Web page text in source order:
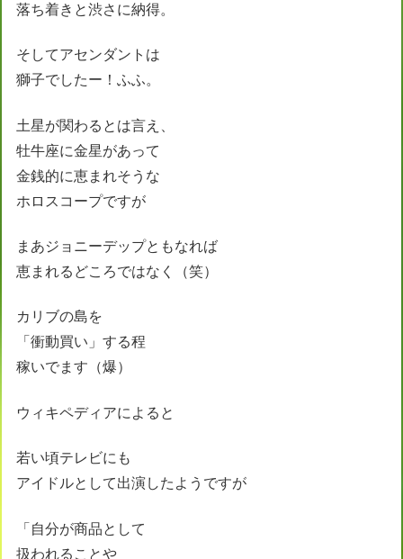
落ち着きと渋さに納得。
そしてアセンダントは
獅子でしたー！ふふ。
土星が関わるとは言え、
牡牛座に金星があって
金銭的に恵まれそうな
ホロスコープですが
まあジョニーデップともなれば
恵まれるどころではなく（笑）
カリブの島を
「衝動買い」する程
稼いでます（爆）
ウィキペディアによると
若い頃テレビにも
アイドルとして出演したようですが
「自分が商品として
扱われることや